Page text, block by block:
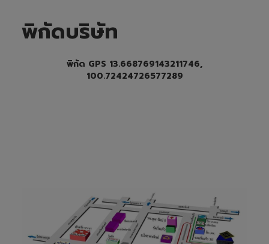
พิกัดบริษัท
พิกัด GPS 13.668769143211746,
100.72424726577289